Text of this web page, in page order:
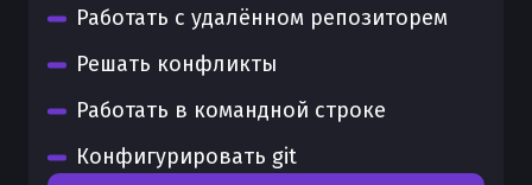
Работать с удалённом репозиторем
Решать конфликты
Работать в командной строке
Конфигурировать git